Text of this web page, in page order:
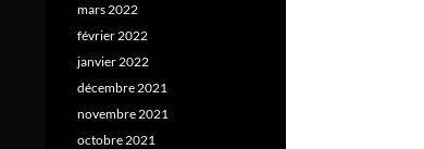
mars 2022
février 2022
janvier 2022
décembre 2021
novembre 2021
octobre 2021